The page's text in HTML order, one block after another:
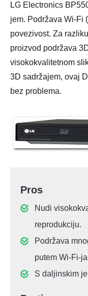
LG Electronics
jem. Podržava Wi-Fi
povezivost. Za
proizvod podržava
visokokvalitetnom
3D sadržajem, ovaj
bez problema.
Pros
Nudi
reprodukciju.
Podržava
putem Wi-Fi-
S daljinskim